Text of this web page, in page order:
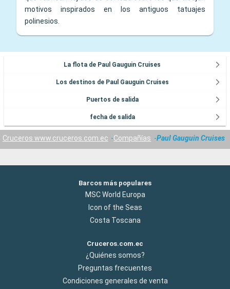
motivos inspirados en los antiguos tatuajes
polinesios.
La flota de Paul Gauguin Cruises
Los destinos de Paul Gauguin Cruises
Puertos de salida
fecha de salida
Cruceros www.cruceros.com.ec Compañías Paul Gauguin Cruises
Barcos más populares
MSC World Europa
Icon of the Seas
Costa Toscana
Cruceros.com.ec
¿Quiénes somos?
Preguntas frecuentes
Condiciones generales de venta